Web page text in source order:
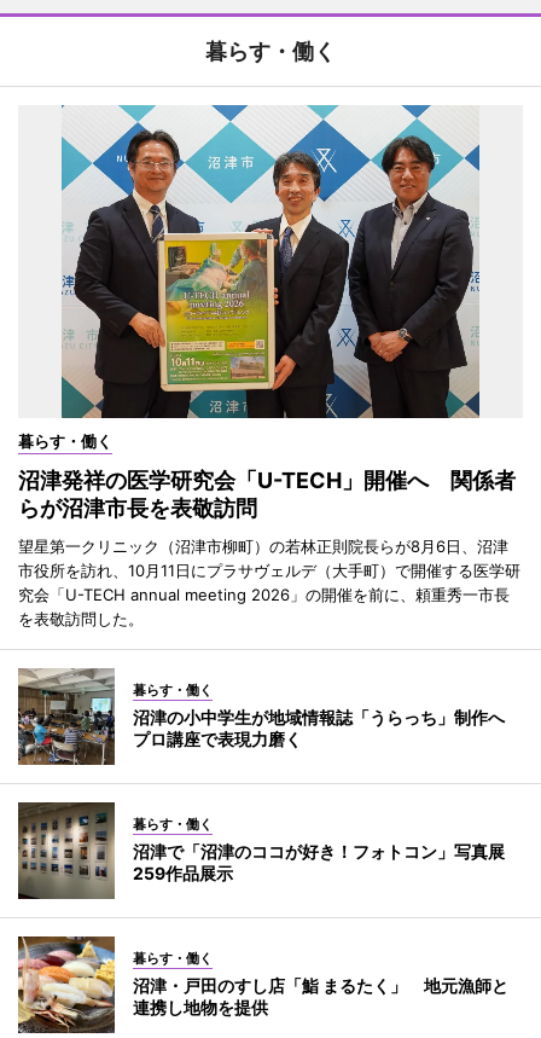
暮らす・働く
暮らす・働く
沼津発祥の医学研究会「U-TECH」開催へ 関係者
らが沼津市長を表敬訪問
望星第一クリニック（沼津市柳町）の若林正則院長らが8月6日、沼津
市役所を訪れ、10月11日にプラサヴェルデ（大手町）で開催する医学研
究会「U-TECH annual meeting 2026」の開催を前に、頼重秀一市長
を表敬訪問した。
暮らす・働く
沼津の小中学生が地域情報誌「うらっち」制作へ
プロ講座で表現力磨く
暮らす・働く
沼津で「沼津のココが好き！フォトコン」写真展
259作品展示
暮らす・働く
沼津・戸田のすし店「鮨 まるたく」 地元漁師と
連携し地物を提供